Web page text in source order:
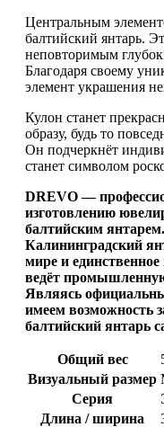
Центральным
балтийский янтарь.
неповторимым
Благодаря своему
элемент украшения
Кулон станет
образу, будь то
Он подчеркнёт
станет символом
DREVO —
изготовлению
балтийским
Калининградский
мире и
ведёт
Являясь
имеем возможность
балтийский янтарь
Общий вес
Визуальный размер
Серия
Длина / ширина